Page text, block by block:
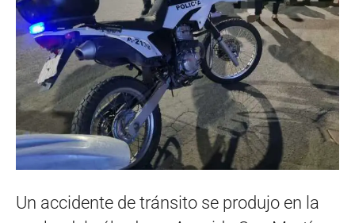
Un accidente de tránsito se produjo en la